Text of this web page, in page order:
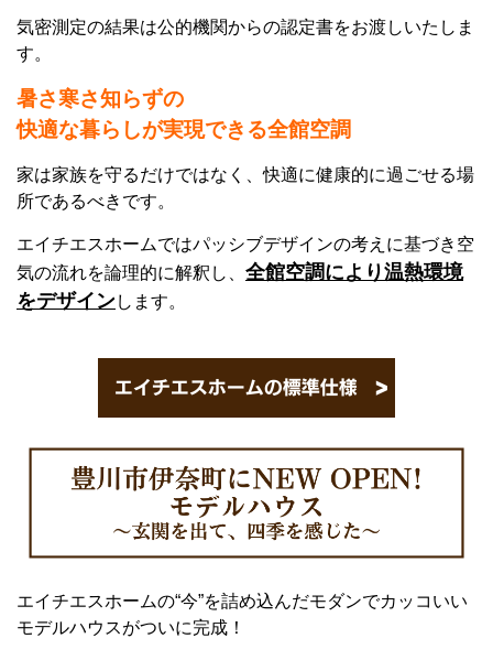
気密測定の結果は公的機関からの認定書をお渡しいたしま
す。
暑さ寒さ知らずの
快適な暮らしが実現できる全館空調
家は家族を守るだけではなく、快適に健康的に過ごせる場
所であるべきです。
エイチエスホームではパッシブデザインの考えに基づき空
気の流れを論理的に解釈し、 全館空調により温熱環境
をデザインします。
エイチエスホームの“今”を詰め込んだモダンでカッコいい
モデルハウスがついに完成！